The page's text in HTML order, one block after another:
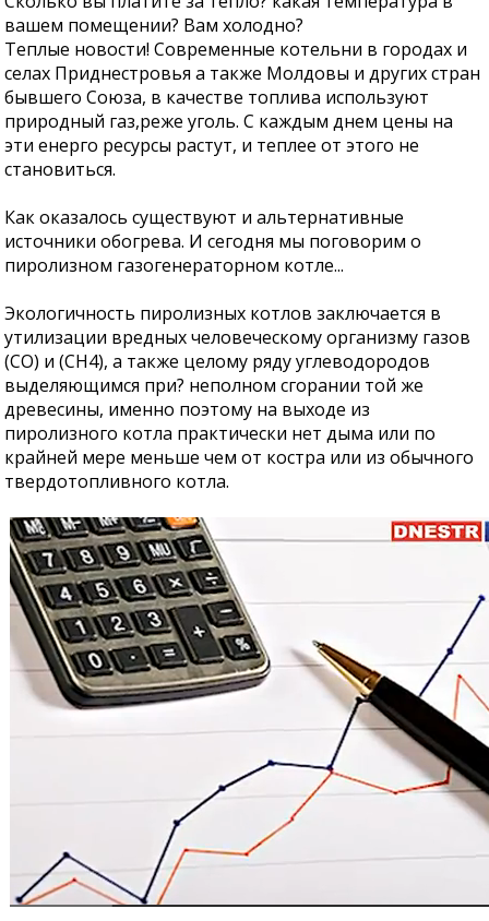
вашем помещении? Вам холодно?
Теплые новости! Современные котельни в городах и
селах Приднестровья а также Молдовы и других стран
бывшего Союза, в качестве топлива используют
природный газ,реже уголь. С каждым днем цены на
эти енерго ресурсы растут, и теплее от этого не
становиться.
Как оказалось существуют и альтернативные
источники обогрева. И сегодня мы поговорим о
пиролизном газогенераторном котле...
Экологичность пиролизных котлов заключается в
утилизации вредных человеческому организму газов
(СО) и (CH4), а также целому ряду углеводородов
выделяющимся при? неполном сгорании той же
древесины, именно поэтому на выходе из
пиролизного котла практически нет дыма или по
крайней мере меньше чем от костра или из обычного
твердотопливного котла.